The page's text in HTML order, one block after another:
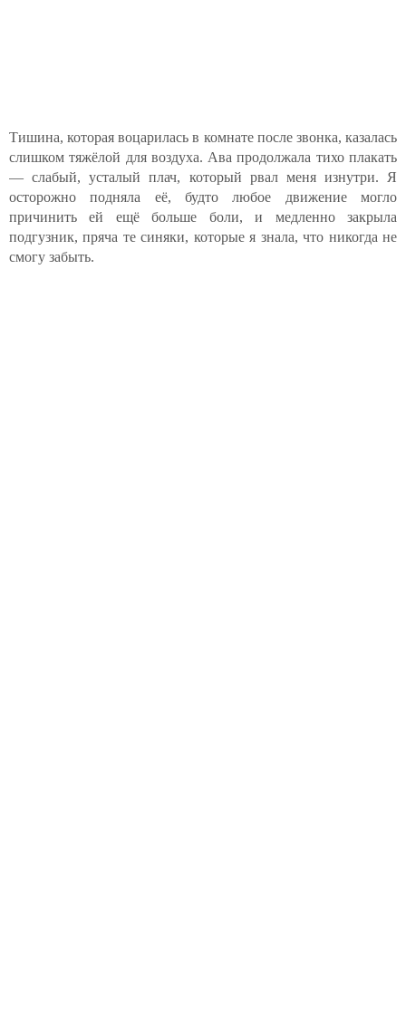
Тишина, которая воцарилась в комнате после звонка, казалась
слишком тяжёлой для воздуха. Ава продолжала тихо плакать
— слабый, усталый плач, который рвал меня изнутри. Я
осторожно подняла её, будто любое движение могло
причинить ей ещё больше боли, и медленно закрыла
подгузник, пряча те синяки, которые я знала, что никогда не
смогу забыть.